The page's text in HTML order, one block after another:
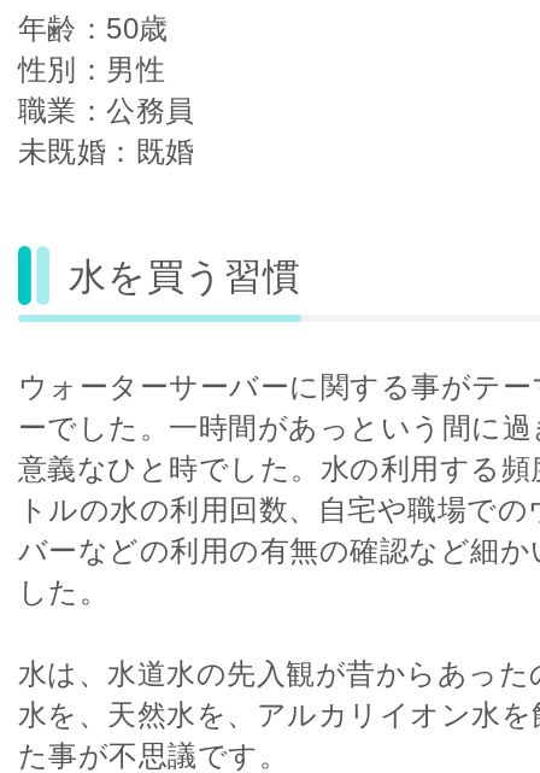
年齢：50歳
性別：男性
職業：公務員
未既婚：既婚
水を買う習慣
ウォーターサーバーに関する事がテ
ーでした。一時間があっという間に
意義なひと時でした。水の利用する
トルの水の利用回数、自宅や職場で
バーなどの利用の有無の確認など細
した。
水は、水道水の先入観が昔からあっ
水を、天然水を、アルカリイオン水
た事が不思議です。